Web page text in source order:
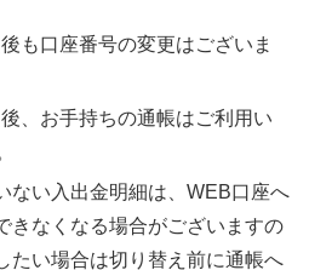
も口座番号の変更はございま
、お手持ちの通帳はご利用い
ない入出金明細は、WEB口座へ
きなくなる場合がございますの
たい場合は切り替え前に通帳へ